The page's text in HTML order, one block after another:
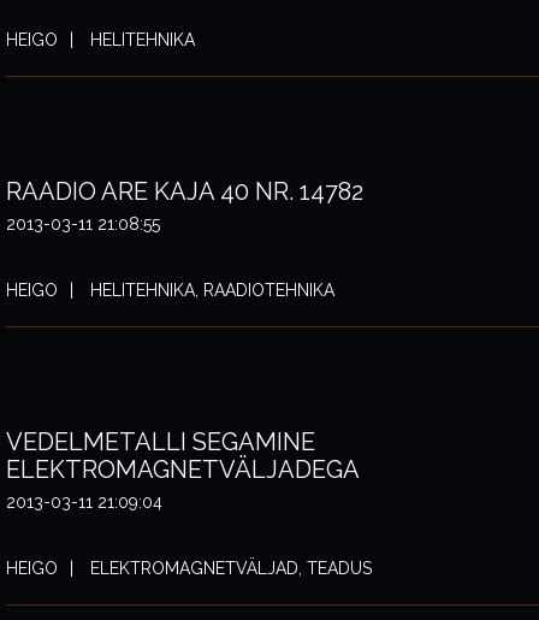
HEIGO HELITEHNIKA
RAADIO ARE KAJA 40 NR. 14782
2013-03-11 21:08:55
HEIGO HELITEHNIKA, RAADIOTEHNIKA
VEDELMETALLI SEGAMINE
ELEKTROMAGNETVÄLJADEGA
2013-03-11 21:09:04
HEIGO ELEKTROMAGNETVÄLJAD, TEADUS